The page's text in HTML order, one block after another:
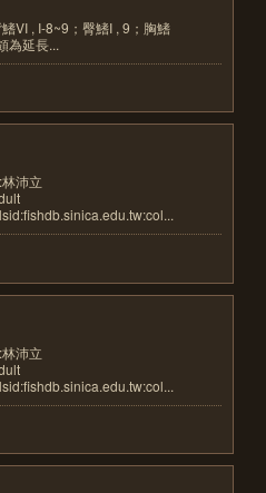
VI , I-8~9；臀鰭I , 9；胸鰭
為延長...
沛立
沛立